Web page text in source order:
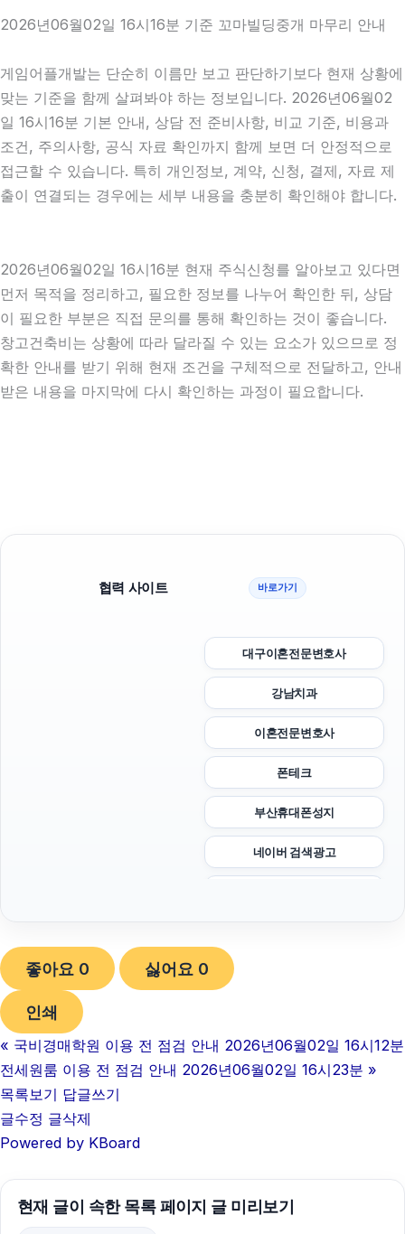
2026년06월02일 16시16분 기준 꼬마빌딩중개 마무리 안내
게임어플개발는 단순히 이름만 보고 판단하기보다 현재 상황에
맞는 기준을 함께 살펴봐야 하는 정보입니다. 2026년06월02
일 16시16분 기본 안내, 상담 전 준비사항, 비교 기준, 비용과
조건, 주의사항, 공식 자료 확인까지 함께 보면 더 안정적으로
접근할 수 있습니다. 특히 개인정보, 계약, 신청, 결제, 자료 제
출이 연결되는 경우에는 세부 내용을 충분히 확인해야 합니다.
2026년06월02일 16시16분 현재 주식신청를 알아보고 있다면
먼저 목적을 정리하고, 필요한 정보를 나누어 확인한 뒤, 상담
이 필요한 부분은 직접 문의를 통해 확인하는 것이 좋습니다.
창고건축비는 상황에 따라 달라질 수 있는 요소가 있으므로 정
확한 안내를 받기 위해 현재 조건을 구체적으로 전달하고, 안내
받은 내용을 마지막에 다시 확인하는 과정이 필요합니다.
협력 사이트 바로가기
대구이혼전문변호사
강남치과
이혼전문변호사
폰테크
부산휴대폰성지
네이버 검색광고
아고다할인코드
흥신소
좋아요 0 싫어요 0
인쇄
« 국비경매학원 이용 전 점검 안내 2026년06월02일 16시12분
전세원룸 이용 전 점검 안내 2026년06월02일 16시23분 »
목록보기 답글쓰기
글수정 글삭제
Powered by KBoard
현재 글이 속한 목록 페이지 글 미리보기